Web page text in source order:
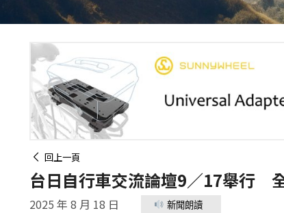
產品採購指南 TBS
回上一頁
台日自行車交流論壇9／17舉行
2025 年 8 月 18 日 新聞朗讀